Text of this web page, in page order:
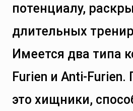
потенциалу,
длительных
Имеется два типа
Furien и Anti-Furien.
это хищники,